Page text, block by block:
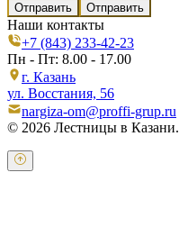
Отправить
Наши контакты
+7 (843) 233-42-23
Пн - Пт: 8.00 - 17.00
г. Казань
ул. Восстания, 56
nargiza-om@proffi-grup.ru
© 2026 Лестницы в Казани.